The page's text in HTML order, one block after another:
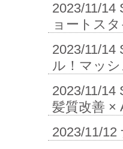
2023/11/14
ョートス
2023/11/14
ル！マッ
2023/11/14
髪質改善 ×
2023/11/12